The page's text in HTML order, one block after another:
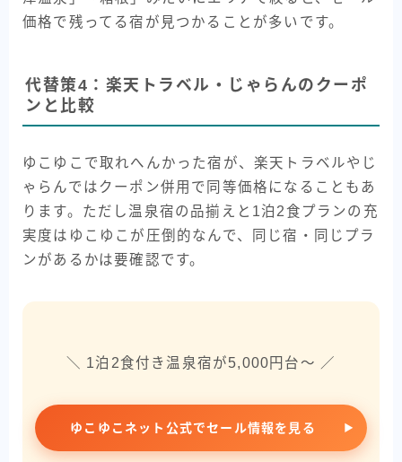
価格で残ってる宿が見つかることが多いです。
代替策4：楽天トラベル・じゃらんのクーポ
ンと比較
ゆこゆこで取れへんかった宿が、楽天トラベルやじ
ゃらんではクーポン併用で同等価格になることもあ
ります。ただし温泉宿の品揃えと1泊2食プランの充
実度はゆこゆこが圧倒的なんで、同じ宿・同じプラ
ンがあるかは要確認です。
＼ 1泊2食付き温泉宿が5,000円台〜 ／
ゆこゆこネット公式でセール情報を見る